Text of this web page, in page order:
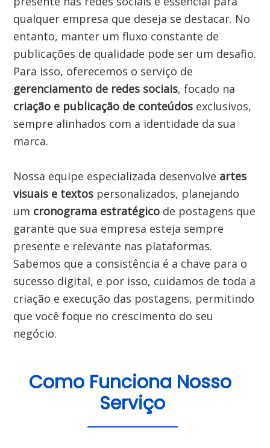
qualquer empresa que deseja se destacar. No
entanto, manter um fluxo constante de
publicações de qualidade pode ser um desafio.
gerenciamento de redes sociais
criação e publicação de conteúdos exclusivos,
sempre alinhados com a identidade da sua
marca.
Nossa equipe especializada desenvolve artes
visuais e textos personalizados, planejando
um cronograma estratégico de postagens que
garante que sua empresa esteja sempre
presente e relevante nas plataformas.
Sabemos que a consistência é a chave para o
sucesso digital, e por isso, cuidamos de toda a
criação e execução das postagens, permitindo
que você foque no crescimento do seu
negócio.
Como Funciona Nosso
Serviço